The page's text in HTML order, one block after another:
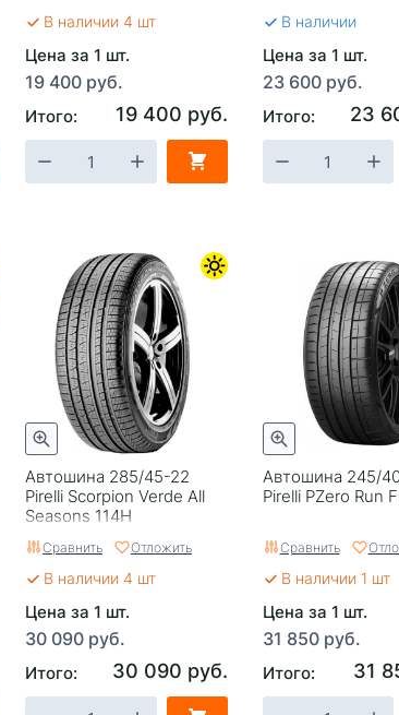
В наличии 4 шт
Цена за 1 шт.
19 400 руб.
Итого: 19 400 руб.
В наличии
Цена за 1 шт.
23 600 руб.
Итого: 23
Автошина 285/45-22
Pirelli Scorpion Verde All
Seasons 114H
Сравнить Отложить
В наличии 4 шт
Цена за 1 шт.
30 090 руб.
Итого: 30 090 руб.
Автошина 245/
Pirelli PZero Run
Сравнить
В наличии 1 шт
Цена за 1 шт.
31 850 руб.
Итого: 31